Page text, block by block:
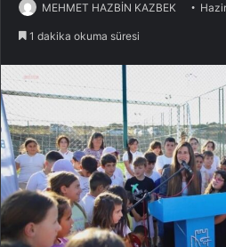
MEHMET HAZBİN KAZBEK
1 dakika okuma süresi